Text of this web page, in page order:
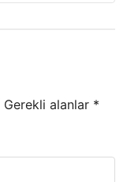
Gerekli alanlar *